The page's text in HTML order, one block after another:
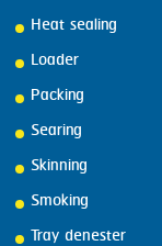
Heat sealing
Loader
Packing
Searing
Skinning
Smoking
Tray denester